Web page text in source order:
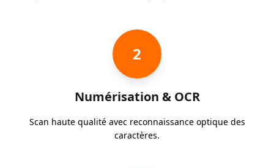
2
Numérisation & OCR
Scan haute qualité avec reconnaissance optique des
caractères.